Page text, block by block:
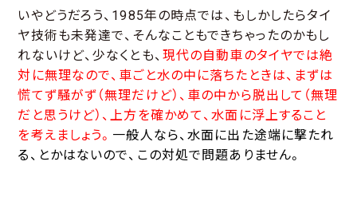
いやどうだろう、1985年の時点では、もしかしたらタイ
ヤ技術も未発達で、そんなこともできちゃったのかもし
れないけど、少なくとも、 現代の自動車のタイヤでは絶
対に無理なので、車ごと水の中に落ちたときは、まずは
慌てず騒がず（無理だけど）、車の中から脱出して（無理
だと思うけど）、上方を確かめて、水面に浮上すること
を考えましょう。 一般人なら、水面に出た途端に撃たれ
る、とかはないので、この対処で問題ありません。